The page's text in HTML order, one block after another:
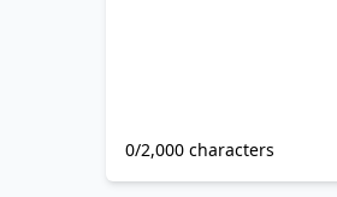
0/2,000 characters